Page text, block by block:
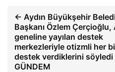
← Aydın Büyükşehir
Başkanı Özlem Çerçioğlu,
geneline yayılan destek
merkezleriyle otizmli her
destek verdiklerini söyledi
GÜNDEM